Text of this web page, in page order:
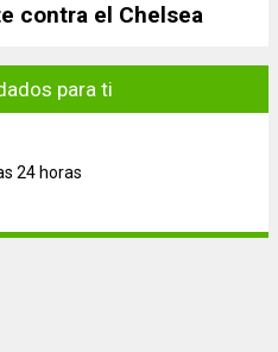
contra el Chelsea
para ti
24 horas